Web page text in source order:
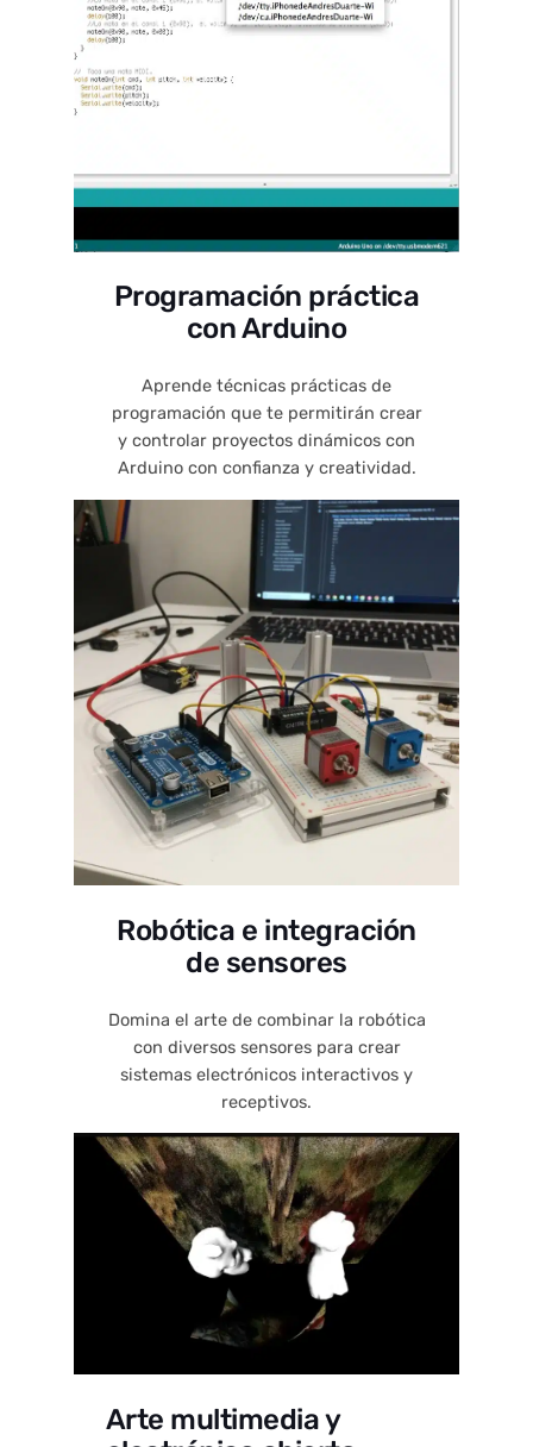
Programación práctica
con Arduino
Aprende técnicas prácticas de
programación que te permitirán crear
y controlar proyectos dinámicos con
Arduino con confianza y creatividad.
Robótica e integración
de sensores
Domina el arte de combinar la robótica
con diversos sensores para crear
sistemas electrónicos interactivos y
receptivos.
Arte multimedia y